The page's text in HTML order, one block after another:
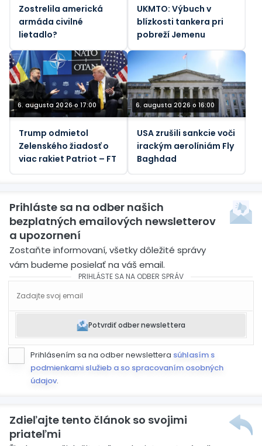
Zostrelila americká
armáda civilné
lietadlo?
UKMTO: Výbuch v
blízkosti tankera pri
pobreží Jemenu
6. augusta 2026 o 17:00
Trump odmietol
Zelenského žiadosť o
viac rakiet Patriot – FT
6. augusta 2026 o 16:00
USA zrušili sankcie voči
irackým aerolíniám Fly
Baghdad
Prihláste sa na odber našich
bezplatných emailových newsletterov
a upozornení
Zostaňte informovaní, všetky dôležité správy
vám budeme posielať na váš email.
PRIHLÁSTE SA NA ODBER SPRÁV
Potvrdiť odber newslettera
Prihlásením sa na odber newslettera súhlasím s
podmienkami služieb a so spracovaním osobných
údajov.
Zdieľajte tento článok so svojimi
priateľmi